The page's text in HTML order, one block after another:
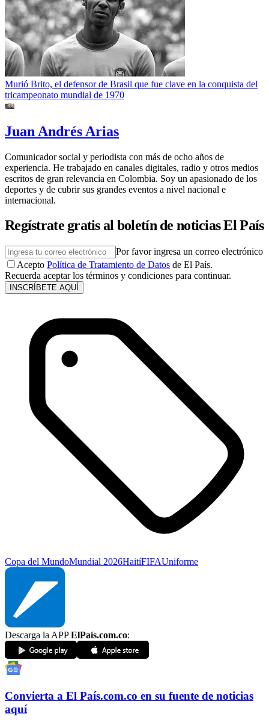
Murió Brito, el defensor de Brasil que fue clave en la conquista del
tricampeonato mundial de 1970
Juan Andrés Arias
Comunicador social y periodista con más de ocho años de
experiencia. He trabajado en canales digitales, radio y otros medios
escritos de gran relevancia en Colombia. Soy un apasionado de los
deportes y de cubrir sus grandes eventos a nivel nacional e
internacional.
Regístrate gratis al boletín de noticias El País
Por favor ingresa un correo electrónico
Acepto Política de Tratamiento de Datos de El País.
Recuerda aceptar los términos y condiciones para continuar.
INSCRÍBETE AQUÍ
Copa del MundoMundial 2026HaitíFIFAUniforme
Descarga la APPElPaís.com.co:
Convierta a El País.com.co en su fuente de noticias
aquí